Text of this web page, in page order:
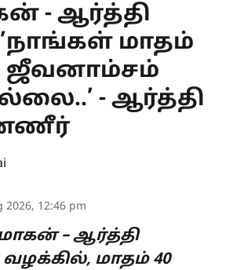
- ஆர்த்தி
மாதம்
ஜீவனாம்சம்
- ஆர்த்தி
2026, 12:46 pm
– ஆர்த்தி
வழக்கில், மாதம் 40